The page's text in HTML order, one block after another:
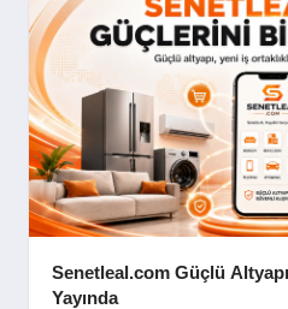
Senetleal.com Güçlü
Yayında